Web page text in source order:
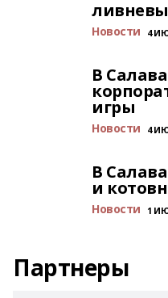
Новости 4
В
игры
Новости 4
В
и
Новости 1
Партнеры